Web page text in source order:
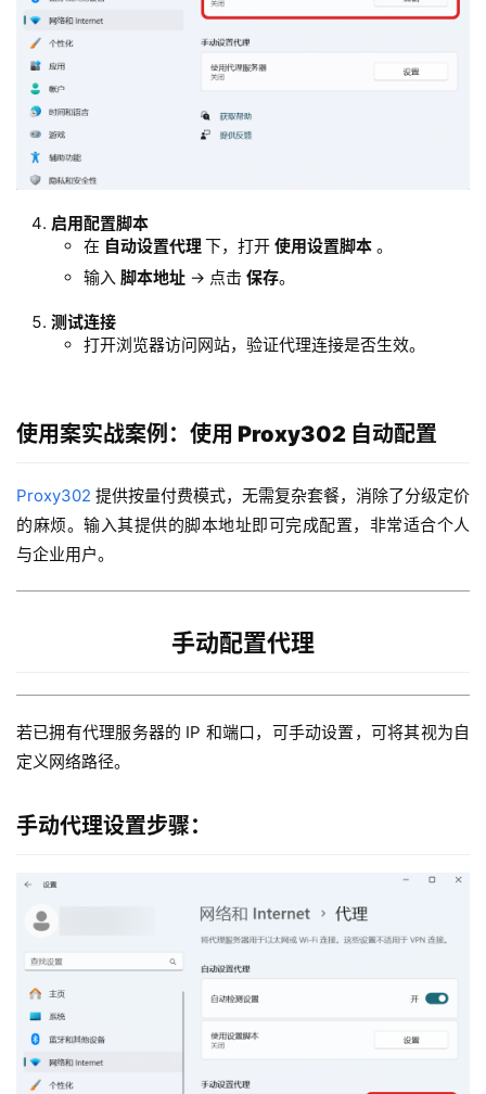
启用配置脚本
在 自动设置代理下，打开 使用设置脚本 。
输入 脚本地址 → 点击 保存。
测试连接
打开浏览器访问网站，验证代理连接是否生效。
使用案实战案例：使用 Proxy302 自动配置
Proxy302 提供按量付费模式，无需复杂套餐，消除了分级定价
的麻烦。输入其提供的脚本地址即可完成配置，非常适合个人
与企业用户。
手动配置代理
若已拥有代理服务器的 IP 和端口，可手动设置，可将其视为自
定义网络路径。
手动代理设置步骤：